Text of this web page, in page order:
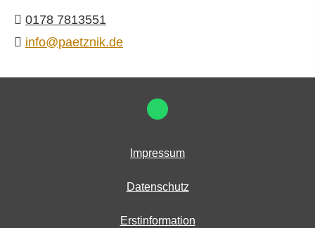
0178 7813551
info@paetznik.de
Impressum
Datenschutz
Erstinformation